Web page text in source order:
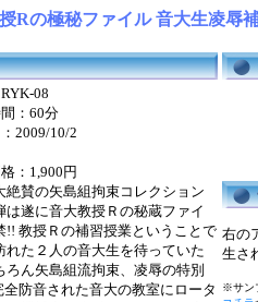
Rの極秘ファイル 音大生凌辱
08
：60分
2009/10/2
：1,900円
絶賛の矢島組拘束コレクション
は遂に音大教授Ｒの秘蔵ファイ
!! 教授Ｒの補習授業ということで
れた２人の音大生を待っていた
ろん矢島組流拘束、凌辱の特別
全防音された音大の教室にロータ
右の
生さ
※サン